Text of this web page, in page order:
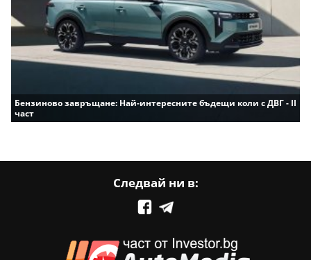
Бензиново завръщане: Най-интересните бъдещи коли с ДВГ - II
част
Следвай ни в: